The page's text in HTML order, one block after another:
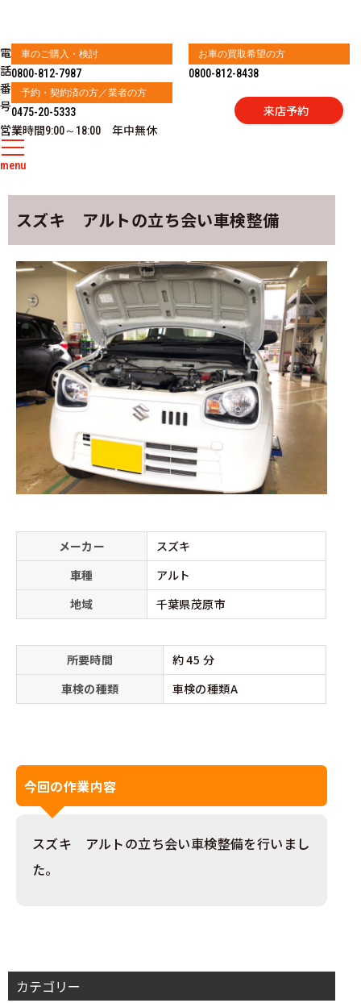
電
話
番
号
車のご購入・検討
0800-812-7987
お車の買取希望の方
0800-812-8438
予約・契約済の方／業者の方
0475-20-5333
営業時間9:00～18:00 年中無休
来店予約
menu
スズキ アルトの立ち会い車検整備
メーカー
スズキ
車種
アルト
地域
千葉県茂原市
所要時間
約 45 分
車検の種類
車検の種類A
今回の作業内容
スズキ アルトの立ち会い車検整備を行いまし
た。
カテゴリー